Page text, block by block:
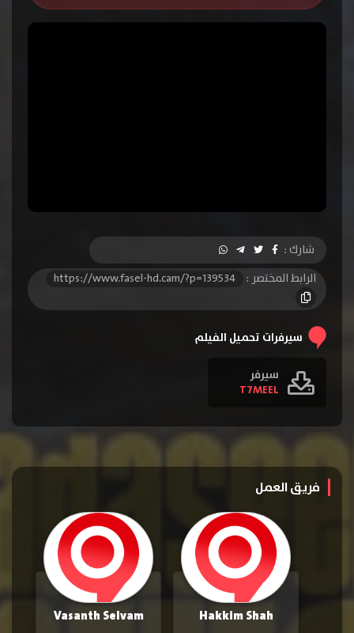
شارك :
الرابط المختصر :
https://www.fasel-hd.cam/?p=139534
سيرفرات تحميل الفيلم
سيرفر
T7MEEL
فريق العمل
Hakkim Shah
Vasanth Selvam